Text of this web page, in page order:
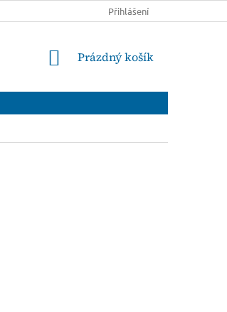
PODMÍNKY
Přihlášení
NÁKUPNÍ
Prázdný košík